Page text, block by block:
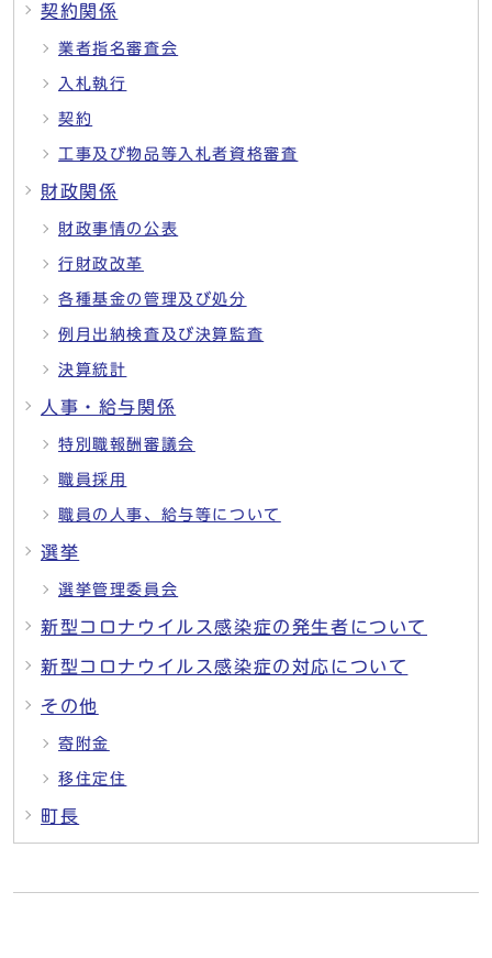
契約関係
業者指名審査会
入札執行
契約
工事及び物品等入札者資格審査
財政関係
財政事情の公表
行財政改革
各種基金の管理及び処分
例月出納検査及び決算監査
決算統計
人事・給与関係
特別職報酬審議会
職員採用
職員の人事、給与等について
選挙
選挙管理委員会
新型コロナウイルス感染症の発生者について
新型コロナウイルス感染症の対応について
その他
寄附金
移住定住
町長